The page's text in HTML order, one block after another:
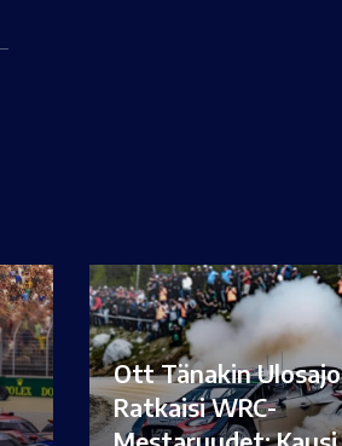
Ott Tänakin Ulosajo
Ratkaisi WRC-